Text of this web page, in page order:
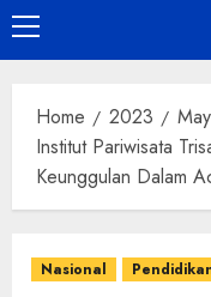
Primary
Menu
Home 2023 May
Institut Pariwisata
Keunggulan Dalam
Nasional